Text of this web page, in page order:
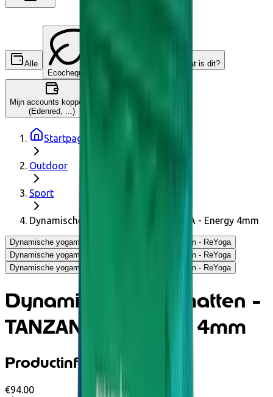
Alle
Ecocheques
Wat is dit?
Mijn accounts koppelen
(Edenred, ...)
Startpagina
Outdoor
Sport
Dynamische yogamatten - TANZANIA - Energy 4mm
Dynamische yogamatten - TANZANIA - Energy 4mm - ReYoga
Dynamische yogamatten - TANZANIA - Energy 4mm - ReYoga
Dynamische yogamatten - TANZANIA - Energy 4mm - ReYoga
Dynamische yogamatten -
TANZANIA - Energy 4mm
Productinformatie
€94.00